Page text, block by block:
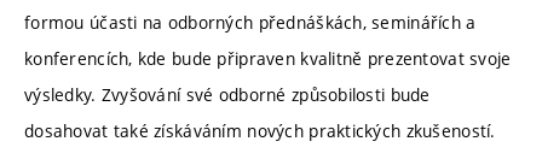
formou účasti na odborných přednáškách, seminářích a
konferencích, kde bude připraven kvalitně prezentovat svoje
výsledky. Zvyšování své odborné způsobilosti bude
dosahovat také získáváním nových praktických zkušeností.